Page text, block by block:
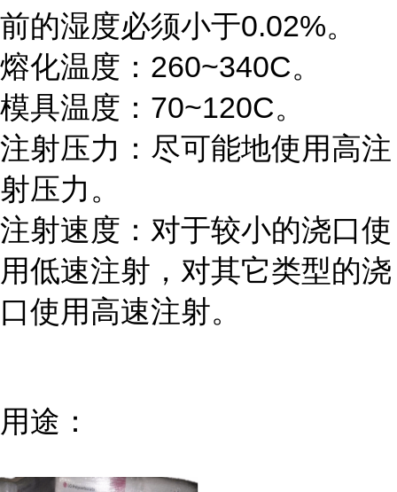
前的湿度必须小于0.02%。
熔化温度：260~340C。
模具温度：70~120C。
注射压力：尽可能地使用高注
射压力。
注射速度：对于较小的浇口使
用低速注射，对其它类型的浇
口使用高速注射。
用途：